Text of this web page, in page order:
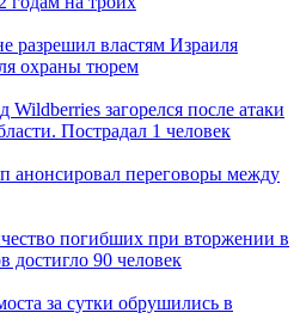
разрешил властям Израиля
охраны тюрем
Wildberries загорелся после атаки
Пострадал 1 человек
анонсировал переговоры между
погибших при вторжении в
достигло 90 человек
за сутки обрушились в